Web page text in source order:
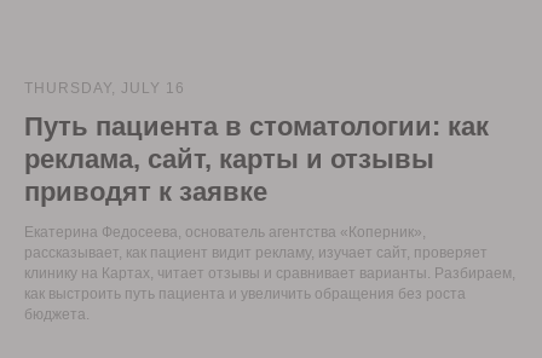
THURSDAY, JULY 16
Путь пациента в стоматологии: как
реклама, сайт, карты и отзывы
приводят к заявке
Екатерина Федосеева, основатель агентства «Коперник»,
рассказывает, как пациент видит рекламу, изучает сайт, проверяет
клинику на Картах, читает отзывы и сравнивает варианты. Разбираем,
как выстроить путь пациента и увеличить обращения без роста
бюджета.